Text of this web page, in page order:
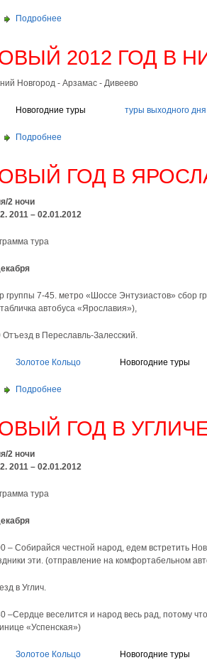
Подробнее
2012 ГОД В
Новгород - Арзамас - Дивеево
Новогодние туры туры выходного дня
Подробнее
ГОД В
2 ночи
2011 – 02.01.2012
тура
группы 7-45. метро «Шоссе Энтузиастов» сбор
автобуса «Ярославия»),
Отъезд в Переславль-Залесский.
Золотое Кольцо Новогодние туры
Подробнее
ГОД В
2 ночи
2011 – 02.01.2012
тура
– Собирайся честной народ, едем встретить
эти. (отправление на комфортабельном
в Углич.
–Сердце веселится и народ весь рад, потому
«Успенская»)
Золотое Кольцо Новогодние туры